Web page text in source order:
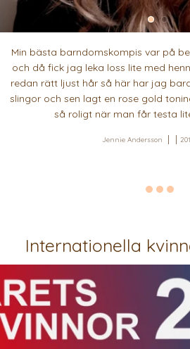
Min bästa barndomskompis var på
och då fick jag leka loss lite med
redan rätt ljust hår så här har jag
slingor och sen lagt en rose gold
så roligt när man får testa
Jennie Andersson
Internationella